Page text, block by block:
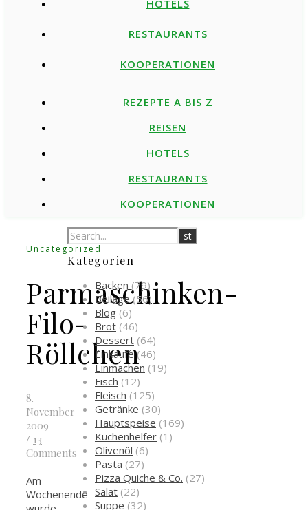
HOTELS
RESTAURANTS
KOOPERATIONEN
REZEPTE A BIS Z
REISEN
HOTELS
RESTAURANTS
KOOPERATIONEN
Uncategorized
Parmaschinken-
Filo-
Röllchen
8.
November
2009
/ 13
Comments
Am
Wochenende
Kategorien
Backen (79)
Beilage(56)
Blog (6)
Brot (46)
Dessert (64)
Einkäufe(46)
Einmachen (19)
Fisch (12)
Fleisch (125)
Getränke (30)
Hauptspeise (169)
Küchenhelfer (1)
Olivenöl (6)
Pasta (27)
Pizza Quiche & Co. (27)
Salat (22)
Suppe (32)